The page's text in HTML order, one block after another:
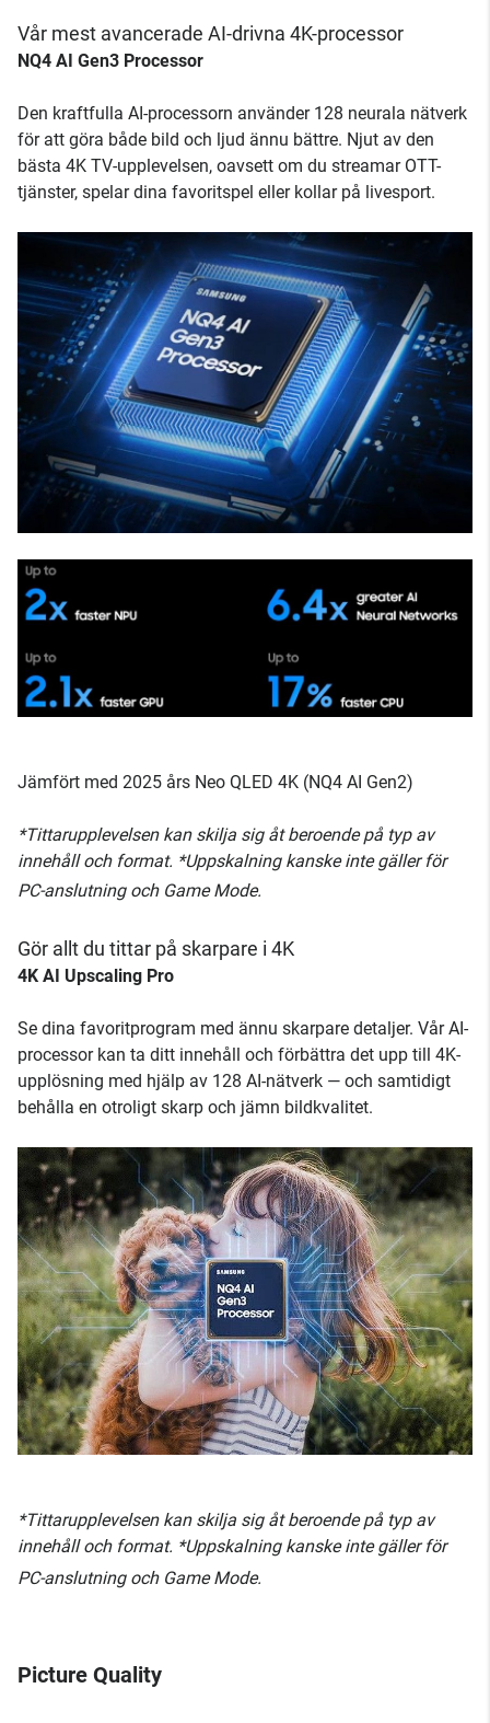
Vår mest avancerade AI-drivna 4K-processor
NQ4 AI Gen3 Processor
Den kraftfulla AI-processorn använder 128 neurala nätverk
för att göra både bild och ljud ännu bättre. Njut av den
bästa 4K TV-upplevelsen, oavsett om du streamar OTT-
tjänster, spelar dina favoritspel eller kollar på livesport.
Jämfört med 2025 års Neo QLED 4K (NQ4 AI Gen2)
*Tittarupplevelsen kan skilja sig åt beroende på typ av
innehåll och format. *Uppskalning kanske inte gäller för
PC-anslutning och Game Mode.
Gör allt du tittar på skarpare i 4K
4K AI Upscaling Pro
Se dina favoritprogram med ännu skarpare detaljer. Vår AI-
processor kan ta ditt innehåll och förbättra det upp till 4K-
upplösning med hjälp av 128 AI-nätverk — och samtidigt
behålla en otroligt skarp och jämn bildkvalitet.
*Tittarupplevelsen kan skilja sig åt beroende på typ av
innehåll och format. *Uppskalning kanske inte gäller för
PC-anslutning och Game Mode.
Picture Quality